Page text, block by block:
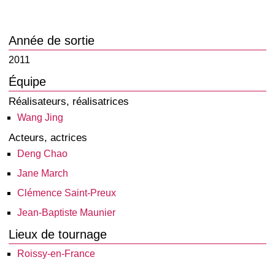
Année de sortie
2011
Équipe
Réalisateurs, réalisatrices
Wang Jing
Acteurs, actrices
Deng Chao
Jane March
Clémence Saint-Preux
Jean-Baptiste Maunier
Lieux de tournage
Roissy-en-France